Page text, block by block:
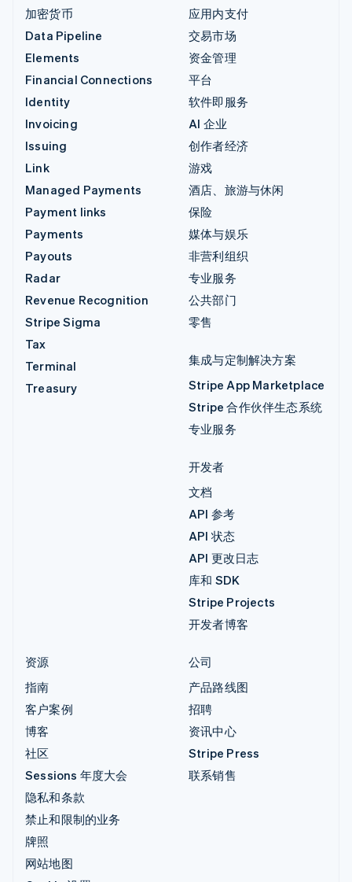
加密货币
Data Pipeline
Elements
Financial Connections
Identity
Invoicing
Issuing
Link
Managed Payments
Payment links
Payments
Payouts
Radar
Revenue Recognition
Stripe Sigma
Tax
Terminal
Treasury
应用内支付
交易市场
资金管理
平台
软件即服务
AI 企业
创作者经济
游戏
酒店、旅游与休闲
保险
媒体与娱乐
非营利组织
专业服务
公共部门
零售
集成与定制解决方案
Stripe App Marketplace
Stripe 合作伙伴生态系统
专业服务
开发者
文档
API 参考
API 状态
API 更改日志
库和 SDK
Stripe Projects
开发者博客
资源
指南
客户案例
博客
社区
Sessions 年度大会
隐私和条款
禁止和限制的业务
牌照
网站地图
公司
产品路线图
招聘
资讯中心
Stripe Press
联系销售